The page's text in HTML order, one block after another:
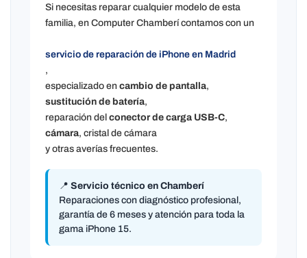
Si necesitas reparar cualquier modelo de esta
familia, en Computer Chamberí contamos con un
servicio de reparación de iPhone en Madrid
,
especializado en cambio de pantalla,
sustitución de batería,
reparación del conector de carga USB-C,
cámara, cristal de cámara
y otras averías frecuentes.
📍 Servicio técnico en Chamberí
Reparaciones con diagnóstico profesional,
garantía de 6 meses y atención para toda la
gama iPhone 15.